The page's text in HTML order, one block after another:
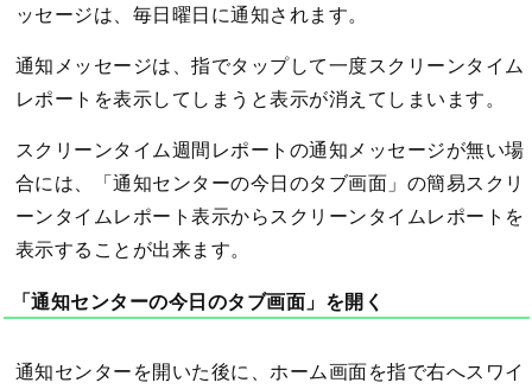
ッセージは、毎日曜日に通知されます。
通知メッセージは、指でタップして一度スクリーンタイム
レポートを表示してしまうと表示が消えてしまいます。
スクリーンタイム週間レポートの通知メッセージが無い場
合には、「通知センターの今日のタブ画面」の簡易スクリ
ーンタイムレポート表示からスクリーンタイムレポートを
表示することが出来ます。
「通知センターの今日のタブ画面」を開く
通知センターを開いた後に、ホーム画面を指で右へスワイ